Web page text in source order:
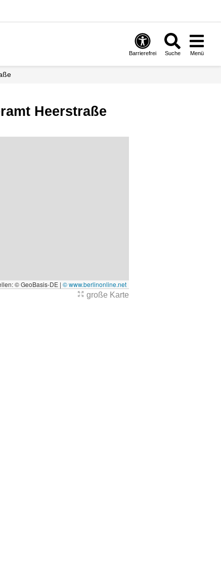
Barrierefrei Suche Menü
Heerstraße
© GeoBasis-DE | © www.berlinonline.net
große Karte